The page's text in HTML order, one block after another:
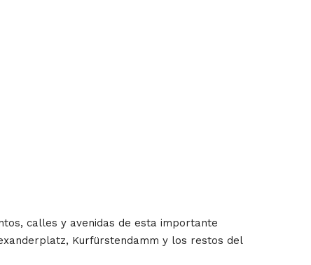
calles y avenidas de esta importante
Kurfürstendamm y los restos del